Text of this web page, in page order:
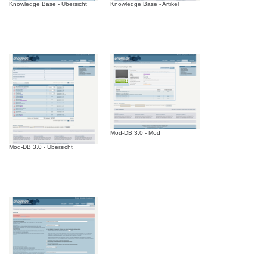
Knowledge Base - Übersicht Knowledge Base - Artikel
Mod-DB 3.0 - Übersicht
Mod-DB 3.0 - Mod